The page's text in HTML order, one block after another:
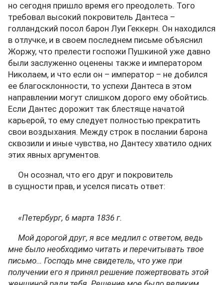
но сегодня пришло время его преодолеть. Того
требовал высокий покровитель Дантеса –
голландский посол барон Луи Геккерн. Он находился
в отлучке, и в своем последнем письме объяснил
Жоржу, что прелести госпожи Пушкиной уже давно
были заслуженно оценены также и императором
Николаем, и что если он – император – не добился
ее благосклонности, то успехи Дантеса в этом
направлении могут слишком дорого ему обойтись.
Если Дантес дорожит так блестяще начатой
карьерой, то ему следует полностью прекратить
свои воздыхания. Между строк в послании барона
сквозили и иные чувства, но Дантесу хватило одних
этих явных аргументов.
Он осознал, что его друг и покровитель
в сущности прав, и уселся писать ответ:
«Петербург, 6 марта 1836 г.
Мой дорогой друг, я все медлил с ответом, ведь
мне было необходимо читать и перечитывать твое
письмо… Господь мне свидетель, что уже при
получении его я принял решение пожертвовать этой